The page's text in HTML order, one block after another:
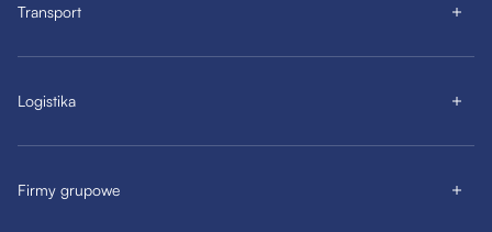
Transport
Logistika
Firmy grupowe